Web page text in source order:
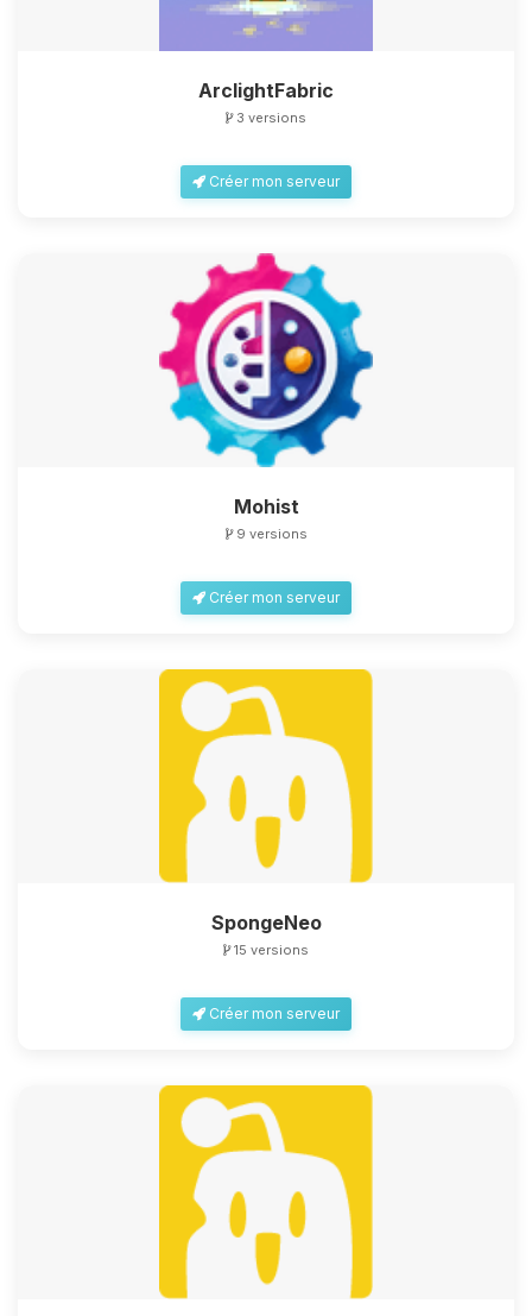
ArclightFabric
3 versions
Créer mon serveur
Mohist
9 versions
Créer mon serveur
SpongeNeo
15 versions
Créer mon serveur